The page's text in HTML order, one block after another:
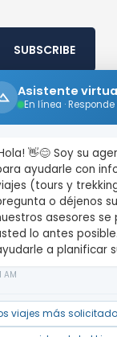
SUBSCRIBE
TRAVEL
Nepal
Tibet
Asistente
En línea ·
👋😊 Soy su
ayudarle con
(tours y
o déjenos
asesores
lo antes
a planificar
AM
viajes más